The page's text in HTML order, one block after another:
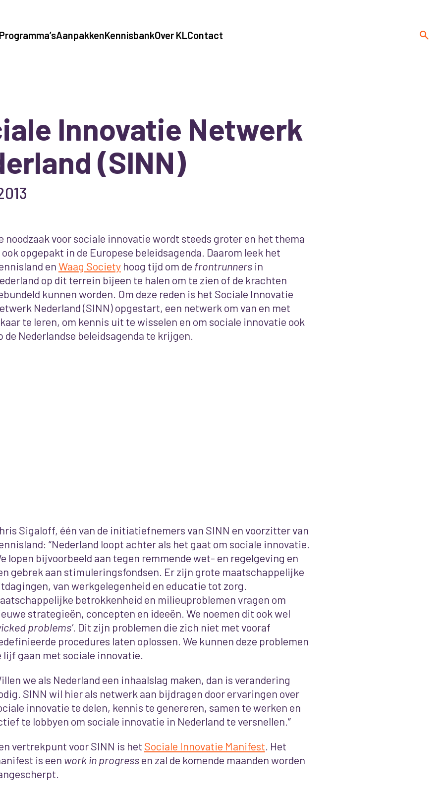
Programma’sAanpakkenKennisbankOver KLContact
Innovatie Netwerk
(SINN)
noodzaak voor sociale innovatie wordt steeds groter en het thema
ook opgepakt in de Europese beleidsagenda. Daarom leek het
enWaag Societyhoog tijd om de frontrunnersin
op dit terrein bijeen te halen om te zien of de krachten
kunnen worden. Om deze reden is het Sociale Innovatie
Nederland (SINN) opgestart, een netwerk om van en met
te leren, om kennis uit te wisselen en om sociale innovatie ook
de Nederlandse beleidsagenda te krijgen.
Sigaloff, één van de initiatiefnemers van SINN en voorzitter van
“Nederland loopt achter als het gaat om sociale innovatie.
lopen bijvoorbeeld aan tegen remmende wet- en regelgeving en
gebrek aan stimuleringsfondsen. Er zijn grote maatschappelijke
van werkgelegenheid en educatie tot zorg.
betrokkenheid en milieuproblemen vragen om
strategieën, concepten en ideeën. We noemen dit ook wel
problems’. Dit zijn problemen die zich niet met vooraf
procedures laten oplossen. We kunnen deze problemen
lijf gaan met sociale innovatie.
we als Nederland een inhaalslag maken, dan is verandering
SINN wil hier als netwerk aan bijdragen door ervaringen over
innovatie te delen, kennis te genereren, samen te werken en
te lobbyen om sociale innovatie in Nederland te versnellen.”
vertrekpunt voor SINN is het Sociale Innovatie Manifest . Het
is een work in progressen zal de komende maanden worden